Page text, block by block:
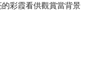
彩霞看供觀賞當背景